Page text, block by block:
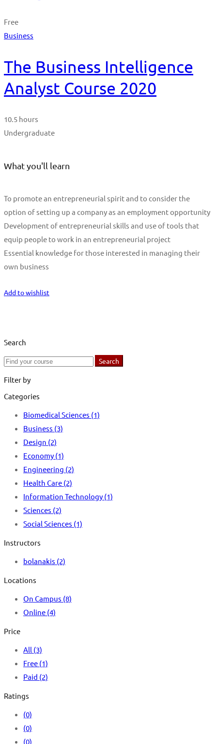
Free
Business
The Business Intelligence
Analyst Course 2020
10.5 hours
Undergraduate
What you'll learn
To promote an entrepreneurial spirit and to consider the
option of setting up a company as an employment opportunity
Development of entrepreneurial skills and use of tools that
equip people to work in an entrepreneurial project
Essential knowledge for those interested in managing their
own business
Add to wishlist
Search
Search
Search
Filter by
Categories
Biomedical Sciences (1)
Business (3)
Design (2)
Economy (1)
Engineering (2)
Health Care (2)
Information Technology (1)
Sciences (2)
Social Sciences (1)
Instructors
bolanakis (2)
Locations
On Campus (8)
Online (4)
Price
All (3)
Free (1)
Paid (2)
Ratings
(0)
(0)
(0)